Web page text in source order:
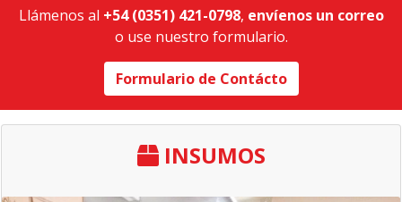
Llámenos al +54 (0351) 421-0798, envíenos un correo
o use nuestro formulario.
Formulario de Contácto
INSUMOS